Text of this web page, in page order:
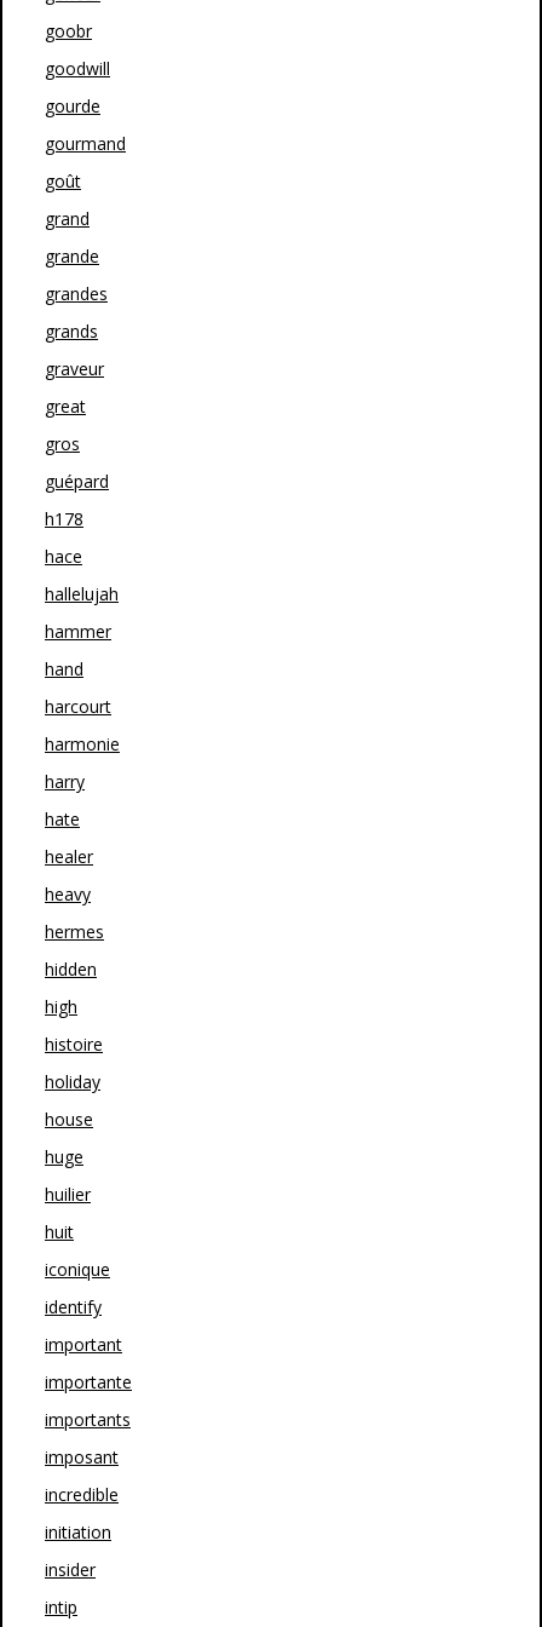
goobr
goodwill
gourde
gourmand
goût
grand
grande
grandes
grands
graveur
great
gros
guépard
h178
hace
hallelujah
hammer
hand
harcourt
harmonie
harry
hate
healer
heavy
hermes
hidden
high
histoire
holiday
house
huge
huilier
huit
iconique
identify
important
importante
importants
imposant
incredible
initiation
insider
intip